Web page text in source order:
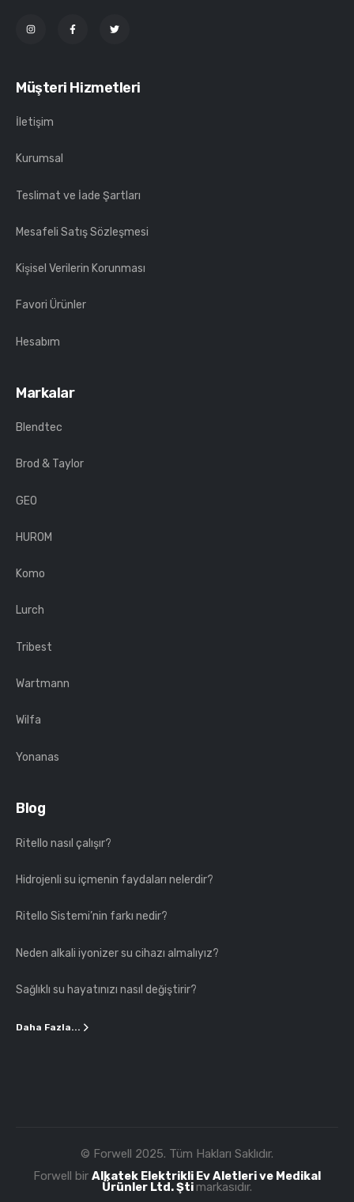
Müşteri Hizmetleri
İletişim
Kurumsal
Teslimat ve İade Şartları
Mesafeli Satış Sözleşmesi
Kişisel Verilerin Korunması
Favori Ürünler
Hesabım
Markalar
Blendtec
Brod & Taylor
GEO
HUROM
Komo
Lurch
Tribest
Wartmann
Wilfa
Yonanas
Blog
Ritello nasıl çalışır?
Hidrojenli su içmenin faydaları nelerdir?
Ritello Sistemi’nin farkı nedir?
Neden alkali iyonizer su cihazı almalıyız?
Sağlıklı su hayatınızı nasıl değiştirir?
Daha Fazla...
© Forwell 2025. Tüm Hakları Saklıdır.
Forwell bir Alkatek Elektrikli Ev Aletleri ve Medikal
Ürünler Ltd. Ştimarkasıdır.